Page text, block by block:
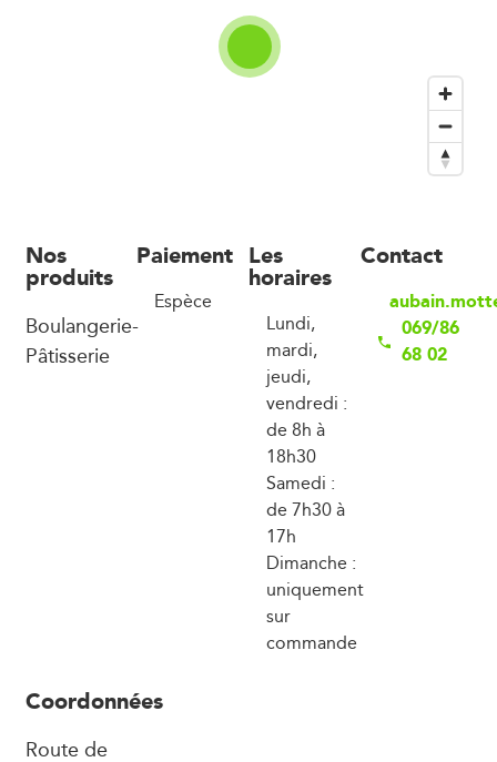
Nos
produits
Boulangerie-
Pâtisserie
Paiement
Espèce
Les
horaires
Lundi,
mardi,
jeudi,
vendredi :
de 8h à
18h30
Samedi :
de 7h30 à
17h
Dimanche :
uniquement
sur
commande
Contact
069/86
68 02
Coordonnées
Route de